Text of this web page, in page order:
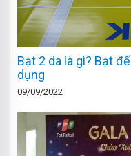
Bạt 2 da là gì? Bạt
dụng
09/09/2022